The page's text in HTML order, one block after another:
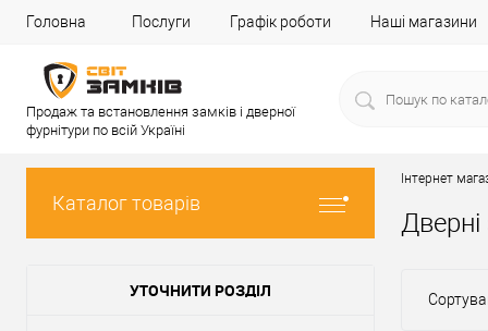
Головна Послуги Графік роботи Наші магазини
Продаж та встановлення замків і дверної
фурнітури по всій Україні
Каталог товарів
УТОЧНИТИ РОЗДІЛ
Інтернет